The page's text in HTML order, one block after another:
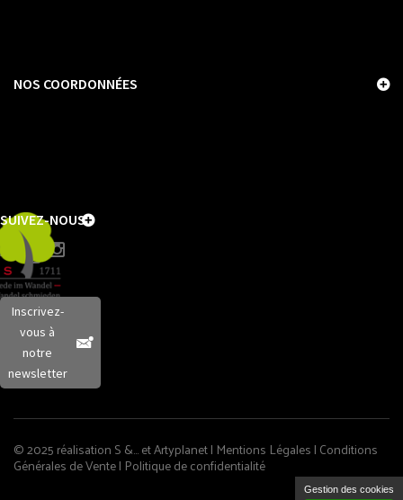
NOS COORDONNÉES
© 2025 réalisation S &… etArtyplanet| Mentions Légales | Conditions
Générales de Vente| Politique de confidentialité
SUIVEZ-NOUS
Inscrivez-
vous à
notre
newsletter
Gestion des cookies